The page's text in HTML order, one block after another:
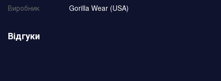
Виробник
Gorilla Wear (USA)
Відгуки